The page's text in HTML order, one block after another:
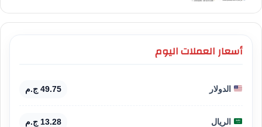
أسعار العملات اليوم
الدولار 49.75 ج.م
الريال 13.28 ج.م